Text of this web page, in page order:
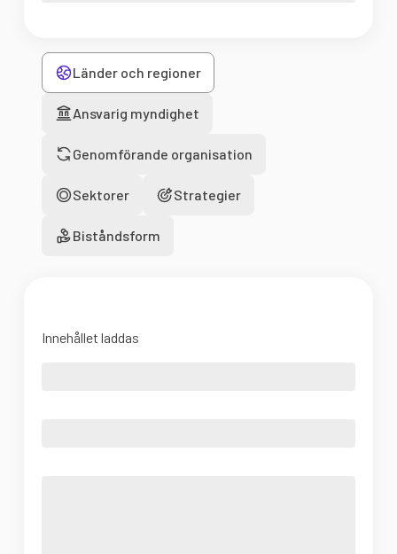
Länder och regioner
Ansvarig myndighet
Genomförande organisation
Sektorer Strategier
Biståndsform
Innehållet laddas